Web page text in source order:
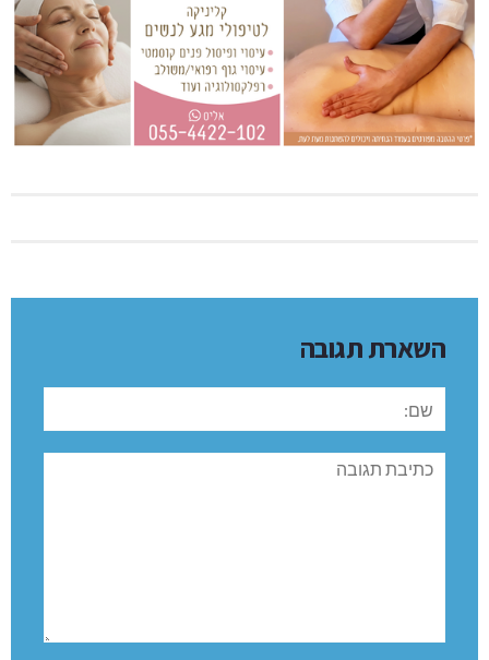
השארת תגובה
תגובה